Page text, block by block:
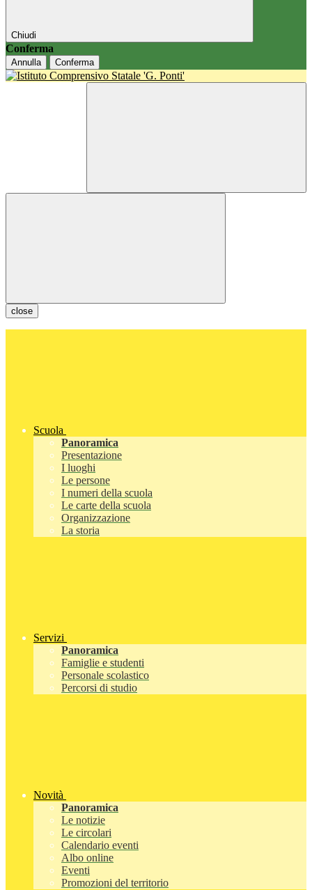
Chiudi
Conferma
Annulla Conferma
close
Scuola
Panoramica
Presentazione
I luoghi
Le persone
I numeri della scuola
Le carte della scuola
Organizzazione
La storia
Servizi
Panoramica
Famiglie e studenti
Personale scolastico
Percorsi di studio
Novità
Panoramica
Le notizie
Le circolari
Calendario eventi
Albo online
Eventi
Promozioni del territorio